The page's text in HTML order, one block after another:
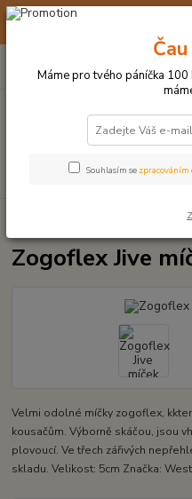
☀️ 10. - 14. SRPNA 2026
po–pá: 9–17 hod.
MÍČKY, APORTY, TALÍŘE,
Zogoflex Jive
Velmi odolné míčky zogoflex,
kousačům. Výborně skáčou, jsou
plovoucí. Ve třech zářivých
skladu. Velikost: 5cm Značka:
Máme pro tvého páníčka
Souhlasím se zpracováním